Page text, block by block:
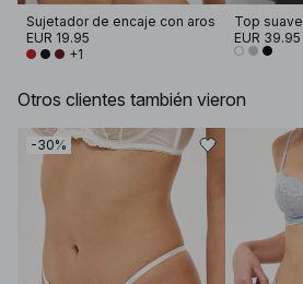
Sujetador de encaje con aros
EUR 19.95
+1
EUR 39.95
Otros clientes también vieron
-30%